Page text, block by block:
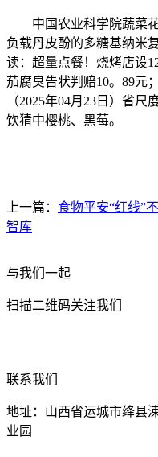
中国农业科学院蔬菜花
负载丹皮酚的多糖基纳米
读：超量点餐！烧烤店设
茄腐臭告状判赔10。89元
（2025年04月23日）省
饮猜中樱桃、黑莓。
上一篇： 食物平安“红线”
智库
与我们一起
扫描二维码关注我们
联系我们
地址：山西省运城市绛县
业园